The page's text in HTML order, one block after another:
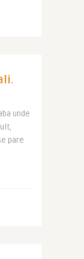
unde
pare